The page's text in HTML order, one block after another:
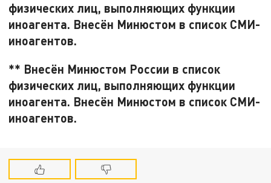
физических лиц, выполняющих функции
иноагента. Внесён Минюстом в список СМИ-
иноагентов.
** Внесён Минюстом России в список
физических лиц, выполняющих функции
иноагента. Внесён Минюстом в список СМИ-
иноагентов.